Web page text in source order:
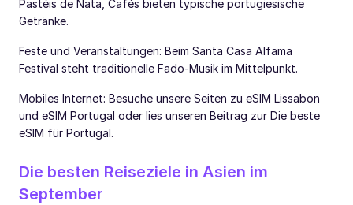
Pastéis de Nata, Cafés bieten typische portugiesische
Getränke.
Feste und Veranstaltungen: Beim Santa Casa Alfama
Festival steht traditionelle Fado-Musik im Mittelpunkt.
Mobiles Internet: Besuche unsere Seiten zu eSIM Lissabon
und eSIM Portugal oder lies unseren Beitrag zur Die beste
eSIM für Portugal.
Die besten Reiseziele in Asien im
September